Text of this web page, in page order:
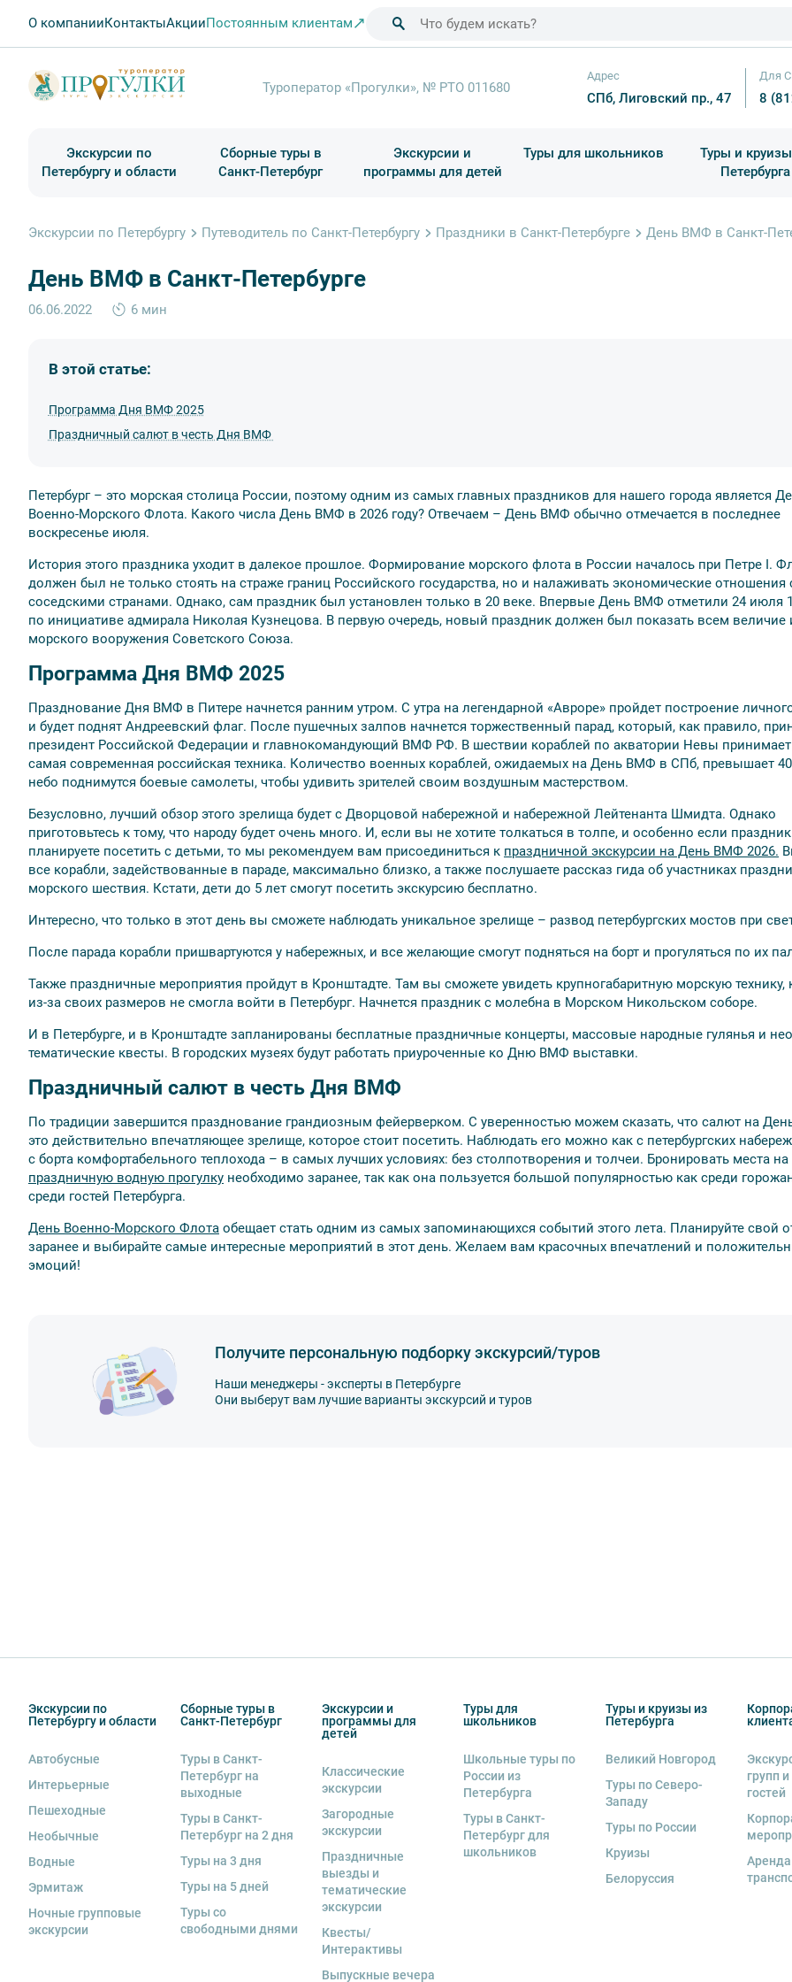
О компанииКонтактыАкцииПостоянным клиентам
Туроператор «Прогулки», № РТО 011680
Адрес
СПб, Лиговский пр., 47
Для
8
Экскурсии по
Петербургу и области
Сборные туры в
Санкт-Петербург
Экскурсии и
программы для детей
Туры для школьников
Туры и
Петербурга
Экскурсии по Петербургу Путеводитель по Санкт-Петербургу Праздники в Санкт-Петербурге День ВМФ в Санкт-
День ВМФ в Санкт-Петербурге
06.06.2022 6 мин
В этой статье:
Программа Дня ВМФ 2025
Праздничный салют в честь Дня ВМФ
Петербург – это морская столица России, поэтому одним из самых главных праздников для нашего города является
Военно-Морского Флота. Какого числа День ВМФ в 2026 году? Отвечаем – День ВМФ обычно отмечается в последнее
воскресенье июля.
История этого праздника уходит в далекое прошлое. Формирование морского флота в России началось при Петре I.
должен был не только стоять на страже границ Российского государства, но и налаживать экономические отношения
соседскими странами. Однако, сам праздник был установлен только в 20 веке. Впервые День ВМФ отметили 24 июля
по инициативе адмирала Николая Кузнецова. В первую очередь, новый праздник должен был показать всем
морского вооружения Советского Союза.
Программа Дня ВМФ 2025
Празднование Дня ВМФ в Питере начнется ранним утром. С утра на легендарной «Авроре» пройдет построение
и будет поднят Андреевский флаг. После пушечных залпов начнется торжественный парад, который, как правило,
президент Российской Федерации и главнокомандующий ВМФ РФ. В шествии кораблей по акватории Невы принимает
самая современная российская техника. Количество военных кораблей, ожидаемых на День ВМФ в СПб, превышает
небо поднимутся боевые самолеты, чтобы удивить зрителей своим воздушным мастерством.
Безусловно, лучший обзор этого зрелища будет с Дворцовой набережной и набережной Лейтенанта Шмидта. Однако
приготовьтесь к тому, что народу будет очень много. И, если вы не хотите толкаться в толпе, и особенно если
планируете посетить с детьми, то мы рекомендуем вам присоединиться к праздничной экскурсии на День ВМФ 2026.
все корабли, задействованные в параде, максимально близко, а также послушаете рассказ гида об участниках
морского шествия. Кстати, дети до 5 лет смогут посетить экскурсию бесплатно.
Интересно, что только в этот день вы сможете наблюдать уникальное зрелище – развод петербургских мостов при
После парада корабли пришвартуются у набережных, и все желающие смогут подняться на борт и прогуляться по их
Также праздничные мероприятия пройдут в Кронштадте. Там вы сможете увидеть крупногабаритную морскую технику,
из-за своих размеров не смогла войти в Петербург. Начнется праздник с молебна в Морском Никольском соборе.
И в Петербурге, и в Кронштадте запланированы бесплатные праздничные концерты, массовые народные гулянья и
тематические квесты. В городских музеях будут работать приуроченные ко Дню ВМФ выставки.
Праздничный салют в честь Дня ВМФ
По традиции завершится празднование грандиозным фейерверком. С уверенностью можем сказать, что салют на
это действительно впечатляющее зрелище, которое стоит посетить. Наблюдать его можно как с петербургских
с борта комфортабельного теплохода – в самых лучших условиях: без столпотворения и толчеи. Бронировать места на
праздничную водную прогулку необходимо заранее, так как она пользуется большой популярностью как среди
среди гостей Петербурга.
День Военно-Морского Флота обещает стать одним из самых запоминающихся событий этого лета. Планируйте свой
заранее и выбирайте самые интересные мероприятий в этот день. Желаем вам красочных впечатлений и
эмоций!
Получите персональную подборку экскурсий/туров
Наши менеджеры - эксперты в Петербурге
Они выберут вам лучшие варианты экскурсий и туров
Экскурсии по
Петербургу и области
Автобусные
Интерьерные
Пешеходные
Необычные
Водные
Эрмитаж
Ночные групповые
экскурсии
Сборные туры в
Санкт-Петербург
Туры в Санкт-
Петербург на
выходные
Туры в Санкт-
Петербург на 2 дня
Туры на 3 дня
Туры на 5 дней
Туры со
свободными днями
Экскурсии и
программы для
детей
Классические
экскурсии
Загородные
экскурсии
Праздничные
выезды и
тематические
экскурсии
Квесты/
Интерактивы
Выпускные вечера
Туры для
школьников
Школьные туры по
России из
Петербурга
Туры в Санкт-
Петербург для
школьников
Туры и круизы из
Петербурга
Великий Новгород
Туры по Северо-
Западу
Туры по России
Круизы
Белоруссия
групп
гостей